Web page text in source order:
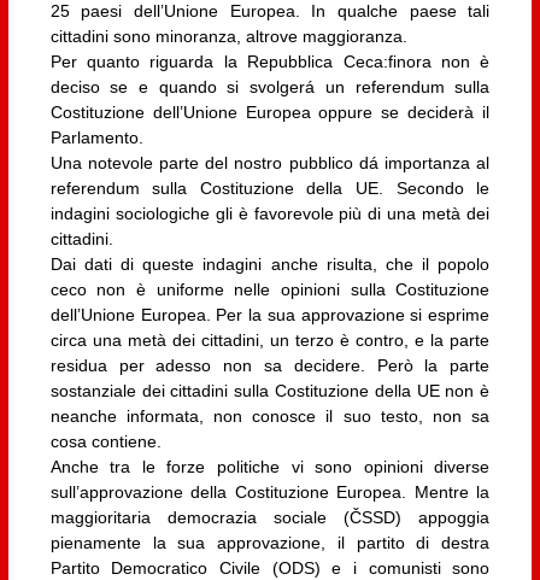
25 paesi dell’Unione Europea. In qualche paese tali
cittadini sono minoranza, altrove maggioranza.
Per quanto riguarda la Repubblica Ceca:finora non è
deciso se e quando si svolgerá un referendum sulla
Costituzione dell’Unione Europea oppure se deciderà il
Parlamento.
Una notevole parte del nostro pubblico dá importanza al
referendum sulla Costituzione della UE. Secondo le
indagini sociologiche gli è favorevole più di una metà dei
cittadini.
Dai dati di queste indagini anche risulta, che il popolo
ceco non è uniforme nelle opinioni sulla Costituzione
dell’Unione Europea. Per la sua approvazione si esprime
circa una metà dei cittadini, un terzo è contro, e la parte
residua per adesso non sa decidere. Però la parte
sostanziale dei cittadini sulla Costituzione della UE non è
neanche informata, non conosce il suo testo, non sa
cosa contiene.
Anche tra le forze politiche vi sono opinioni diverse
sull’approvazione della Costituzione Europea. Mentre la
maggioritaria democrazia sociale (ČSSD) appoggia
pienamente la sua approvazione, il partito di destra
Partito Democratico Civile (ODS) e i comunisti sono